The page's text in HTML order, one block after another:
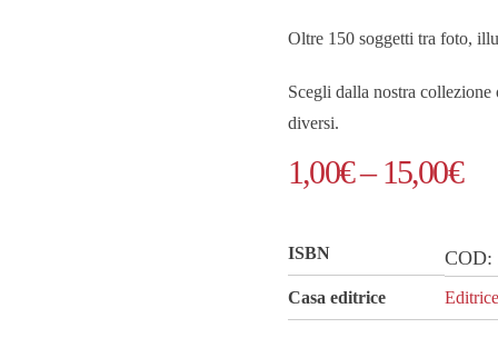
Oltre 150 soggetti tra foto,
Scegli dalla nostra
diversi.
1,00€– 15,00€
da
ISBN COD:
Casa editrice